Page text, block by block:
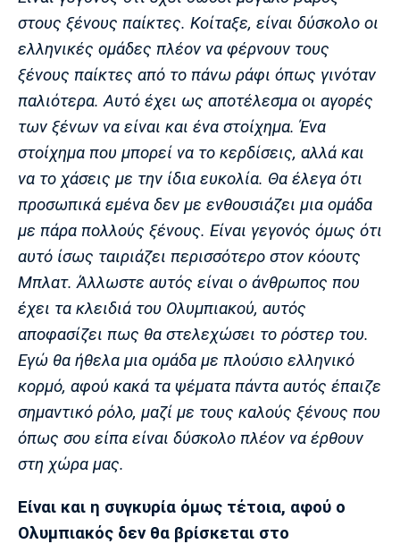
στους ξένους παίκτες. Κοίταξε, είναι δύσκολο οι
ελληνικές ομάδες πλέον να φέρνουν τους
ξένους παίκτες από το πάνω ράφι όπως γινόταν
παλιότερα. Αυτό έχει ως αποτέλεσμα οι αγορές
των ξένων να είναι και ένα στοίχημα. Ένα
στοίχημα που μπορεί να το κερδίσεις, αλλά και
να το χάσεις με την ίδια ευκολία. Θα έλεγα ότι
προσωπικά εμένα δεν με ενθουσιάζει μια ομάδα
με πάρα πολλούς ξένους. Είναι γεγονός όμως ότι
αυτό ίσως ταιριάζει περισσότερο στον κόουτς
Μπλατ. Άλλωστε αυτός είναι ο άνθρωπος που
έχει τα κλειδιά του Ολυμπιακού, αυτός
αποφασίζει πως θα στελεχώσει το ρόστερ του.
Εγώ θα ήθελα μια ομάδα με πλούσιο ελληνικό
κορμό, αφού κακά τα ψέματα πάντα αυτός έπαιζε
σημαντικό ρόλο, μαζί με τους καλούς ξένους που
όπως σου είπα είναι δύσκολο πλέον να έρθουν
στη χώρα μας.
Είναι και η συγκυρία όμως τέτοια, αφού ο
Ολυμπιακός δεν θα βρίσκεται στο